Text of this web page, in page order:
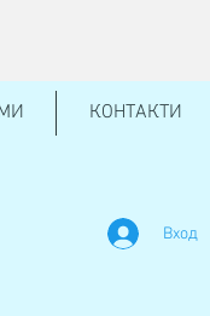
КОНТАКТИ
Вход